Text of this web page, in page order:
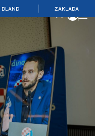
DLAND ZAKLADA